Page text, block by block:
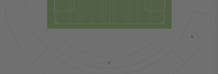
B
G